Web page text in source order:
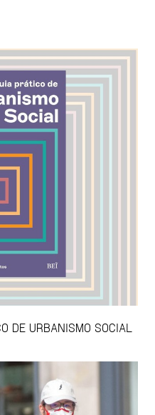
DE URBANISMO SOCIAL